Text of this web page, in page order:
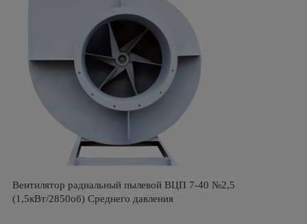
Вентилятор радиальный пылевой ВЦП 7-40 №2,5
(1,5кВт/2850об) Среднего давления